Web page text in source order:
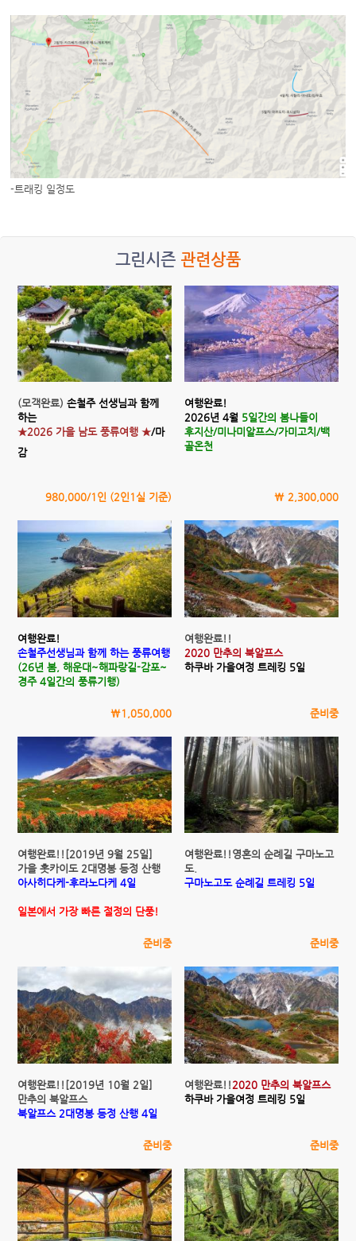
-트래킹 일정도
그린시즌 관련상품
(모객완료) 손철주 선생님과 함께
하는
★2026 가을 남도 풍류여행 ★/마
감
980,000/1인 (2인1실 기준)
여행완료!
2026년 4월 5일간의 봄나들이
후지산/미나미알프스/가미고치/백
골온천
\ 2,300,000
여행완료!
손철주선생님과 함께 하는 풍류여행
(26년 봄, 해운대~해파랑길-감포~
경주 4일간의 풍류기행)
\1,050,000
여행완료!!
2020 만추의 북알프스
하쿠바 가을여정 트레킹 5일
준비중
여행완료!![2019년 9월 25일]
가을 홋카이도 2대명봉 등정 산행
아사히다케-후라노다케 4일
일본에서 가장 빠른 절정의 단풍!
준비중
여행완료!!영혼의 순례길 구마노고
도.
구마노고도 순례길 트레킹 5일
준비중
여행완료!![2019년 10월 2일]
만추의 북알프스
북알프스 2대명봉 등정 산행 4일
준비중
여행완료!! 2020 만추의 북알프스
하쿠바 가을여정 트레킹 5일
준비중